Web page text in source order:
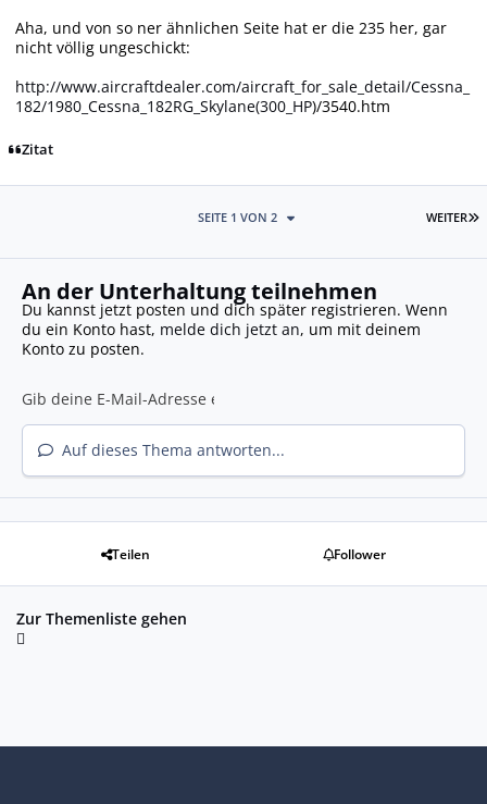
Aha, und von so ner ähnlichen Seite hat er die 235 her, gar
nicht völlig ungeschickt:
http://www.aircraftdealer.com/aircraft_for_sale_detail/Cessna_
182/1980_Cessna_182RG_Skylane(300_HP)/3540.htm
Zitat
WEITER
SEITE 1 VON 2
An der Unterhaltung teilnehmen
Du kannst jetzt posten und dich später registrieren. Wenn
du ein Konto hast, melde dich jetzt an, um mit deinem
Konto zu posten.
Auf dieses Thema antworten...
Teilen Follower
Zur Themenliste gehen